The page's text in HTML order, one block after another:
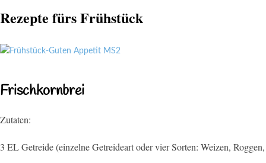
Rezepte fürs Frühstück
Frischkornbrei
Zutaten:
3 EL Getreide (einzelne Getreideart oder vier Sorten: Weizen,